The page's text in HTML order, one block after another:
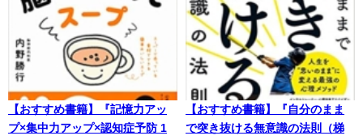
【おすすめ書籍】『記憶力アッ
プ×集中力アップ×認知症予防 1
【おすすめ書籍】『自分のまま
で突き抜ける無意識の法則（梯